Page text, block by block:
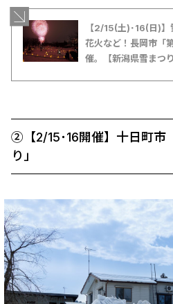
【2/15(土)･16(日)
花火など！長岡市「
催。【新潟県雪まつ
➁【2/15･16開催】十日町市
り」